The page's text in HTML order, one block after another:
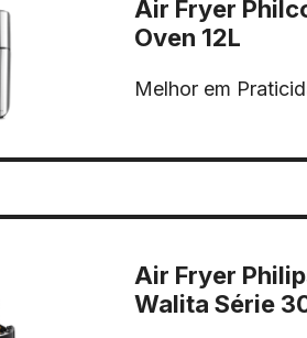
Air Fryer
Oven 12L
Melhor em
Air Fryer
Walita Série